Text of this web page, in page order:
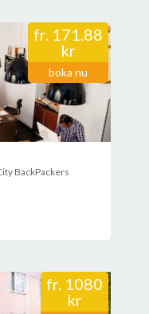
fr. 171.88
kr
boka nu
BackPackers
fr. 1080
kr